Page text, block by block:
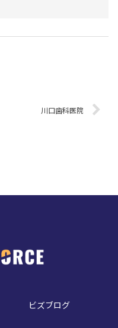
川口歯科医院
ビズブログ